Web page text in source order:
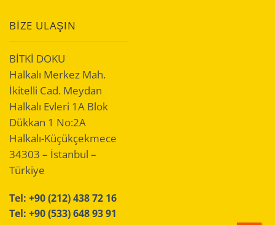
BIZE ULAŞIN
BİTKİ DOKU
Halkalı Merkez Mah.
İkitelli Cad. Meydan
Halkalı Evleri 1A Blok
Dükkan 1 No:2A
Halkalı-Küçükçekmece
34303 – İstanbul –
Türkiye
Tel: +90 (212) 438 72 16
Tel: +90 (533) 648 93 91